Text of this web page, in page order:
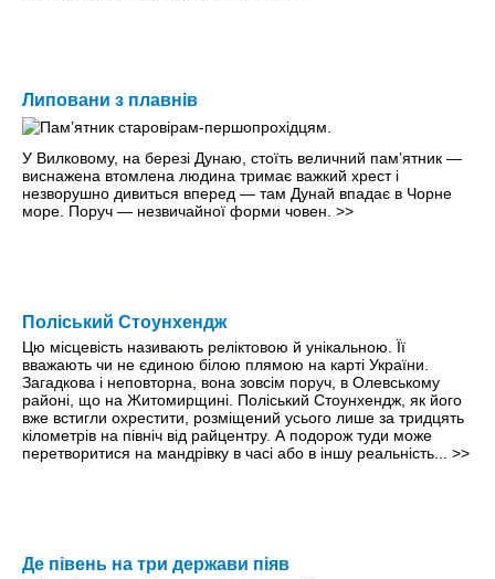
Липовани з плавнів
У Вилковому, на березі Дунаю, стоїть величний пам’ятник —
виснажена втомлена людина тримає важкий хрест і
незворушно дивиться вперед — там Дунай впадає в Чорне
море. Поруч — незвичайної форми човен. >>
Поліський Стоунхендж
Цю місцевість називають реліктовою й унікальною. Її
вважають чи не єдиною білою плямою на карті України.
Загадкова і неповторна, вона зовсім поруч, в Олевському
районі, що на Житомирщині. Поліський Стоунхендж, як його
вже встигли охрестити, розміщений усього лише за тридцять
кілометрів на північ від райцентру. А подорож туди може
перетворитися на мандрівку в часі або в іншу реальність... >>
Де півень на три держави піяв